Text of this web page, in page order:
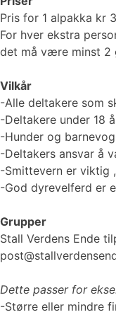
Pris for 1 alpakka kr
For hver ekstra
det må være minst 2
Vilkår
-Alle deltakere som
-Deltakere under 18
-Hunder og
-Deltakers ansvar å
-Smittevern er viktig
-God dyrevelferd er
Grupper
Stall Verdens Ende
Dette passer for
-Større eller mindre